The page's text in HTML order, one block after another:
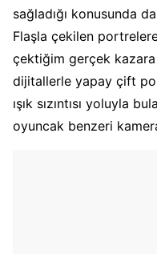
sağladığı konusunda
Flaşla çekilen
çektiğim gerçek
dijitallerle yapay çift
ışık sızıntısı yoluyla
oyuncak benzeri